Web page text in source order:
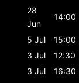
28
Jun
14:00
5 Jul
15:00
3 Jul
12:30
3 Jul
16:30